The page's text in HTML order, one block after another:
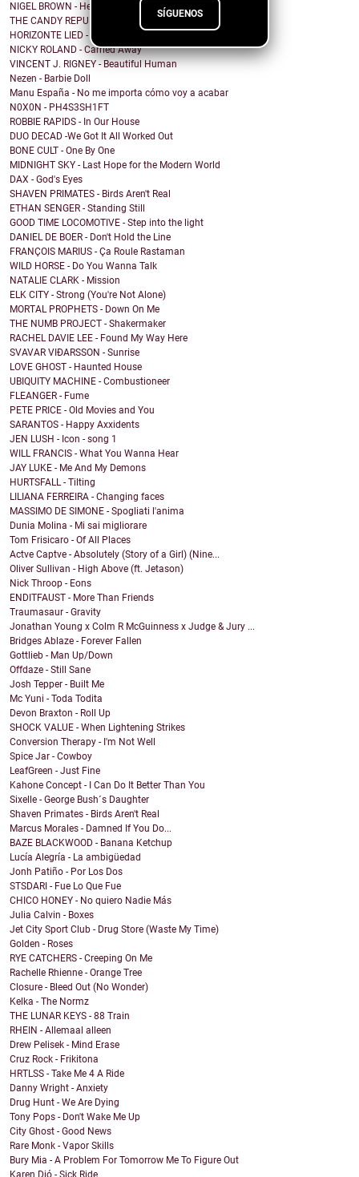
SÍGUENOS
NIGEL BROWN - Here Comes The Truth
THE CANDY REPUBLIC - I do not write love songs
HORIZONTE LIED - Memorias de Crónicas Futuras [Rem...
NICKY ROLAND - Carried Away
VINCENT J. RIGNEY - Beautiful Human
Nezen - Barbie Doll
Manu España - No me importa cómo voy a acabar
N0X0N - PH4S3SH1FT
ROBBIE RAPIDS - In Our House
DUO DECAD -We Got It All Worked Out
BONE CULT - One By One
MIDNIGHT SKY - Last Hope for the Modern World
DAX - God's Eyes
SHAVEN PRIMATES - Birds Aren't Real
ETHAN SENGER - Standing Still
GOOD TIME LOCOMOTIVE - Step into the light
DANIEL DE BOER - Don't Hold the Line
FRANÇOIS MARIUS - Ça Roule Rastaman
WILD HORSE - Do You Wanna Talk
NATALIE CLARK - Mission
ELK CITY - Strong (You're Not Alone)
MORTAL PROPHETS - Down On Me
THE NUMB PROJECT - Shakermaker
RACHEL DAVIE LEE - Found My Way Here
SVAVAR VIÐARSSON - Sunrise
LOVE GHOST - Haunted House
UBIQUITY MACHINE - Combustioneer
FLEANGER - Fume
PETE PRICE - Old Movies and You
SARANTOS - Happy Axxidents
JEN LUSH - Icon - song 1
WILL FRANCIS - What You Wanna Hear
JAY LUKE - Me And My Demons
HURTSFALL - Tilting
LILIANA FERREIRA - Changing faces
MASSIMO DE SIMONE - Spogliati l'anima
Dunia Molina - Mi sai migliorare
Tom Frisicaro - Of All Places
Actve Captve - Absolutely (Story of a Girl) (Nine...
Oliver Sullivan - High Above (ft. Jetason)
Nick Throop - Eons
ENDITFAUST - More Than Friends
Traumasaur - Gravity
Jonathan Young x Colm R McGuinness x Judge & Jury ...
Bridges Ablaze - Forever Fallen
Gottlieb - Man Up/Down
Offdaze - Still Sane
Josh Tepper - Built Me
Mc Yuni - Toda Todita
Devon Braxton - Roll Up
SHOCK VALUE - When Lightening Strikes
Conversion Therapy - I'm Not Well
Spice Jar - Cowboy
LeafGreen - Just Fine
Kahone Concept - I Can Do It Better Than You
Sixelle - George Bush´s Daughter
Shaven Primates - Birds Aren't Real
Marcus Morales - Damned If You Do...
BAZE BLACKWOOD - Banana Ketchup
Lucía Alegría - La ambigüedad
Jonh Patiño - Por Los Dos
STSDARI - Fue Lo Que Fue
CHICO HONEY - No quiero Nadie Más
Julia Calvin - Boxes
Jet City Sport Club - Drug Store (Waste My Time)
Golden - Roses
RYE CATCHERS - Creeping On Me
Rachelle Rhienne - Orange Tree
Closure - Bleed Out (No Wonder)
Kelka - The Normz
THE LUNAR KEYS - 88 Train
RHEIN - Allemaal alleen
Drew Pelisek - Mind Erase
Cruz Rock - Frikitona
HRTLSS - Take Me 4 A Ride
Danny Wright - Anxiety
Drug Hunt - We Are Dying
Tony Pops - Don't Wake Me Up
City Ghost - Good News
Rare Monk - Vapor Skills
Bury Mia - A Problem For Tomorrow Me To Figure Out